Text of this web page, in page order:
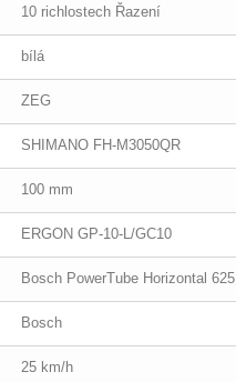
10 richlostech Řazení
bílá
ZEG
SHIMANO FH-M3050QR
100 mm
ERGON GP-10-L/GC10
Bosch PowerTube Horizontal 625
Bosch
25 km/h